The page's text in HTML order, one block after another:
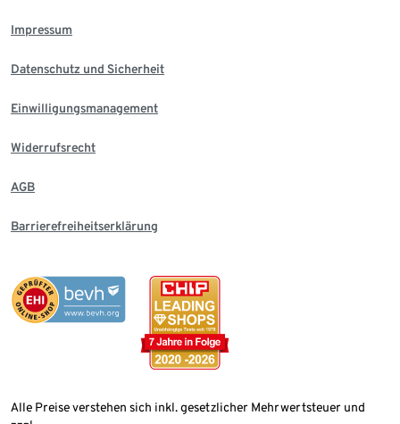
Impressum
Datenschutz und Sicherheit
Einwilligungsmanagement
Widerrufsrecht
AGB
Barrierefreiheitserklärung
Alle Preise verstehen sich inkl. gesetzlicher Mehrwertsteuer und